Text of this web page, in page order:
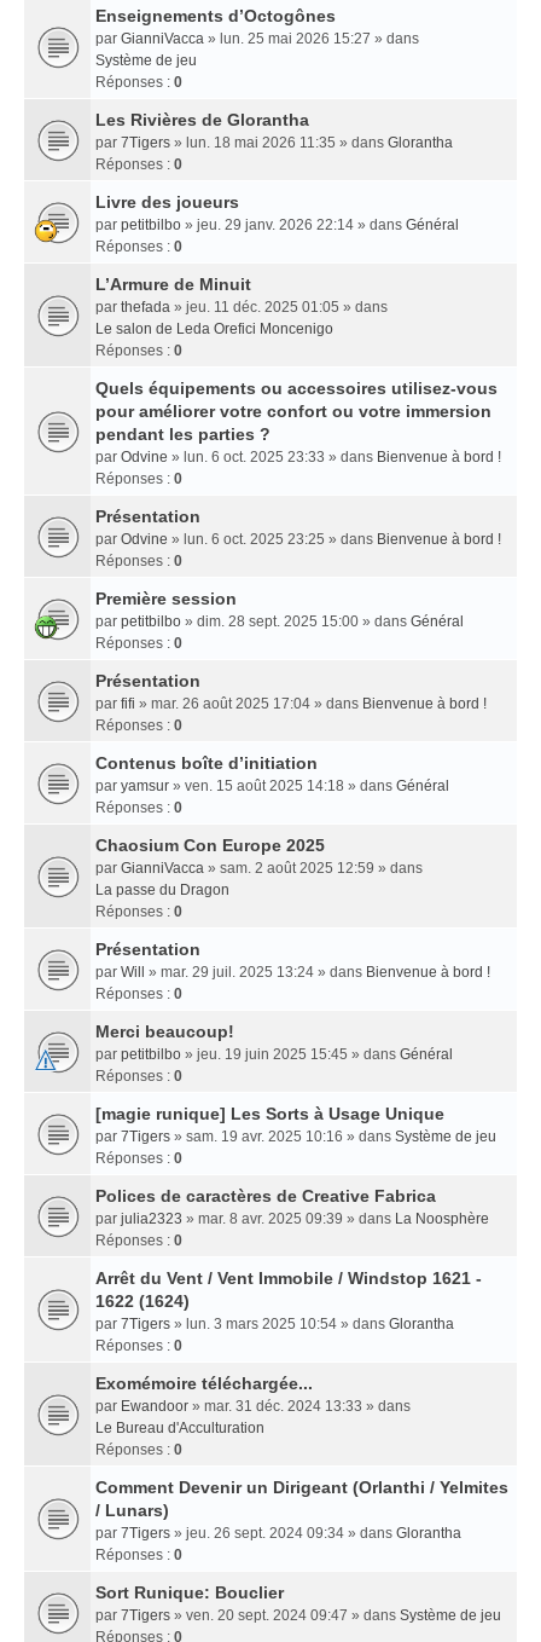
Enseignements dʼOctogônes
par GianniVacca » lun. 25 mai 2026 15:27 » dans
Système de jeu
Réponses : 0
Les Rivières de Glorantha
par 7Tigers » lun. 18 mai 2026 11:35 » dans Glorantha
Réponses : 0
Livre des joueurs
par petitbilbo » jeu. 29 janv. 2026 22:14 » dans Général
Réponses : 0
L’Armure de Minuit
par thefada » jeu. 11 déc. 2025 01:05 » dans
Le salon de Leda Orefici Moncenigo
Réponses : 0
Quels équipements ou accessoires utilisez-vous
pour améliorer votre confort ou votre immersion
pendant les parties ?
par Odvine » lun. 6 oct. 2025 23:33 » dans Bienvenue à bord !
Réponses : 0
Présentation
par Odvine » lun. 6 oct. 2025 23:25 » dans Bienvenue à bord !
Réponses : 0
Première session
par petitbilbo » dim. 28 sept. 2025 15:00 » dans Général
Réponses : 0
Présentation
par fifi » mar. 26 août 2025 17:04 » dans Bienvenue à bord !
Réponses : 0
Contenus boîte d’initiation
par yamsur » ven. 15 août 2025 14:18 » dans Général
Réponses : 0
Chaosium Con Europe 2025
par GianniVacca » sam. 2 août 2025 12:59 » dans
La passe du Dragon
Réponses : 0
Présentation
par Will » mar. 29 juil. 2025 13:24 » dans Bienvenue à bord !
Réponses : 0
Merci beaucoup!
par petitbilbo » jeu. 19 juin 2025 15:45 » dans Général
Réponses : 0
[magie runique] Les Sorts à Usage Unique
par 7Tigers » sam. 19 avr. 2025 10:16 » dans Système de jeu
Réponses : 0
Polices de caractères de Creative Fabrica
par julia2323 » mar. 8 avr. 2025 09:39 » dans La Noosphère
Réponses : 0
Arrêt du Vent / Vent Immobile / Windstop 1621 -
1622 (1624)
par 7Tigers » lun. 3 mars 2025 10:54 » dans Glorantha
Réponses : 0
Exomémoire téléchargée...
par Ewandoor » mar. 31 déc. 2024 13:33 » dans
Le Bureau d'Acculturation
Réponses : 0
Comment Devenir un Dirigeant (Orlanthi / Yelmites
/ Lunars)
par 7Tigers » jeu. 26 sept. 2024 09:34 » dans Glorantha
Réponses : 0
Sort Runique: Bouclier
par 7Tigers » ven. 20 sept. 2024 09:47 » dans Système de jeu
Réponses : 0